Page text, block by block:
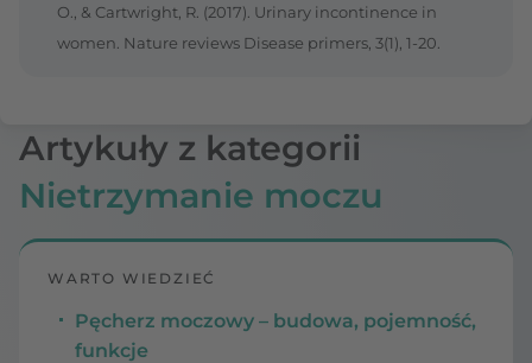
O., & Cartwright, R. (2017). Urinary incontinence in
women. Nature reviews Disease primers, 3(1), 1-20.
Artykuły z kategorii
Nietrzymanie moczu
WARTO WIEDZIEĆ
Pęcherz moczowy – budowa, pojemność,
funkcje